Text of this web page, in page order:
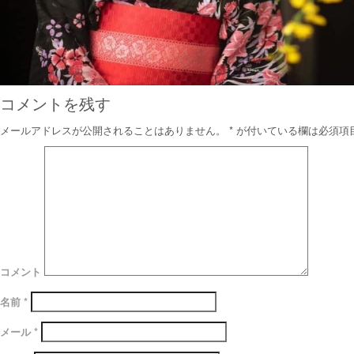
コメントを残す
メールアドレスが公開されることはありません。 * が付いている欄は必須項
コメント
名前 *
メール*